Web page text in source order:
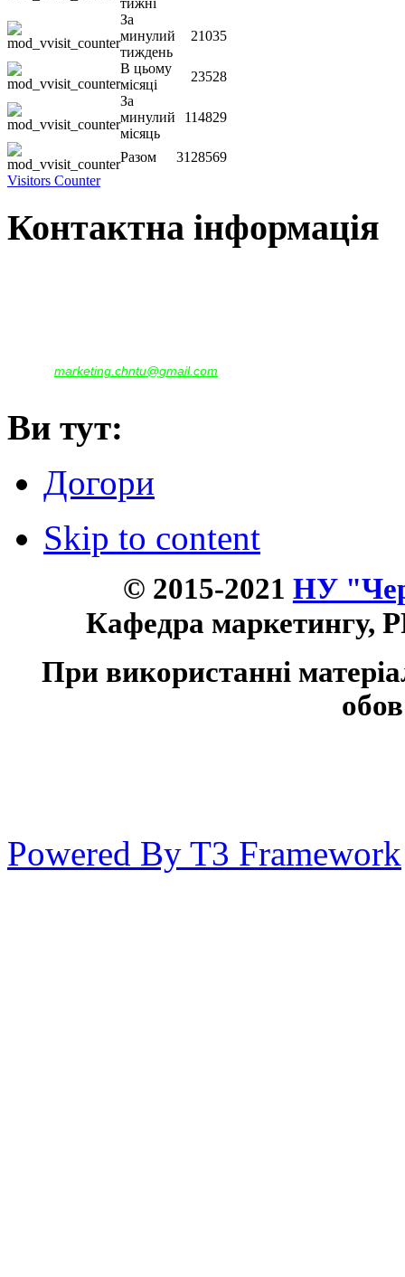
За
минулий
тиждень
21035
В цьому
місяці
23528
За
минулий
місяць
114829
Разом
3128569
Visitors Counter
Контактна інформація
marketing.chntu@gmail.com
Ви тут:
Догори
Skip to content
© 2015-2021 НУ
Кафедра маркетингу,
При використанні
Powered By T3 Framework